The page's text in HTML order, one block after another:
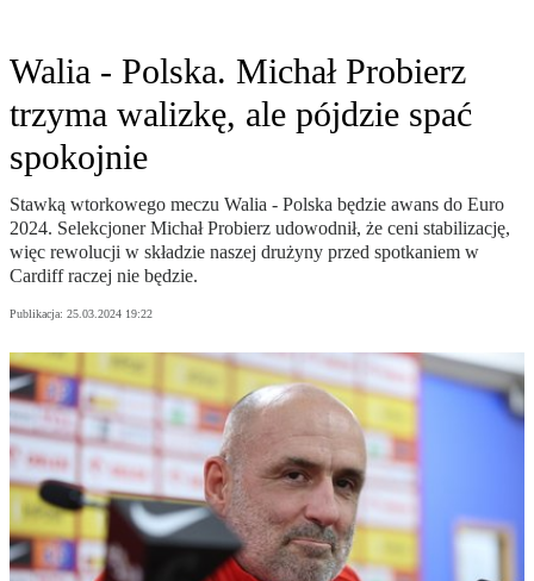
Walia - Polska. Michał Probierz
trzyma walizkę, ale pójdzie spać
spokojnie
Stawką wtorkowego meczu Walia - Polska będzie awans do Euro
2024. Selekcjoner Michał Probierz udowodnił, że ceni stabilizację,
więc rewolucji w składzie naszej drużyny przed spotkaniem w
Cardiff raczej nie będzie.
Publikacja: 25.03.2024 19:22